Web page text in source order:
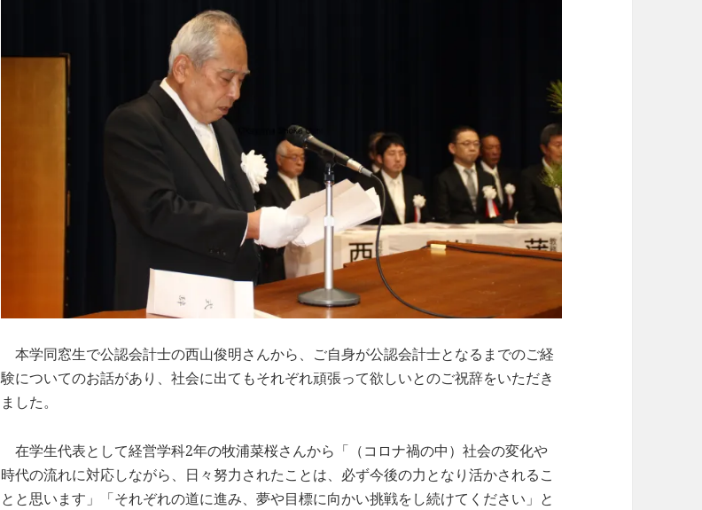
本学同窓生で公認会計士の西山俊明さんから、ご自身が公認会計士となるまでのご経
験についてのお話があり、社会に出てもそれぞれ頑張って欲しいとのご祝辞をいただき
ました。
在学生代表として経営学科2年の牧浦菜桜さんから「（コロナ禍の中）社会の変化や
時代の流れに対応しながら、日々努力されたことは、必ず今後の力となり活かされるこ
とと思います」「それぞれの道に進み、夢や目標に向かい挑戦をし続けてください」と